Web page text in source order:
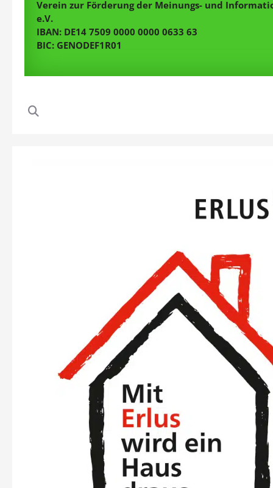
Verein zur Förderung der Meinungs- und
e.V.
IBAN: DE14 7509 0000 0000 0633 63
BIC: GENODEF1R01